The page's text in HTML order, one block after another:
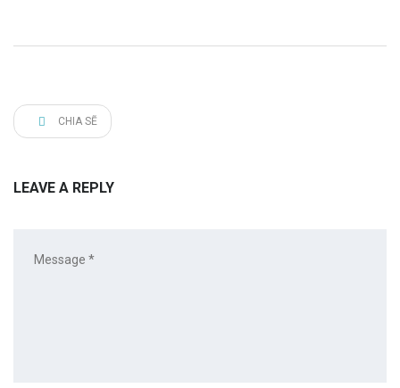
CHIA SẼ
LEAVE A REPLY